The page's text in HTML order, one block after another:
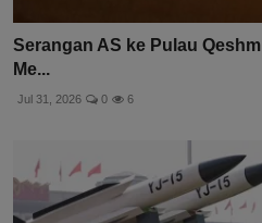
Serangan AS ke Pulau
Me...
Jul 31, 2026 0 6